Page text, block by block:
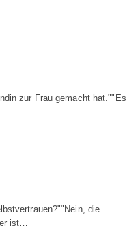
zur Frau gemacht hat.""Es
die
ist…